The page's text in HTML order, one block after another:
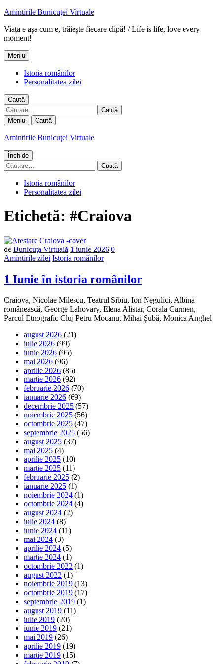
Amintirile Bunicuţei Virtuale
Viața e așa cum e, trăiește fiecare clipă! / Life is life, love every
moment!
Meniu
Istoria românilor
Personalitatea zilei
Caută
Caută
după:
Meniu Caută
Amintirile Bunicuţei Virtuale
Închide
Caută
după:
Istoria românilor
Personalitatea zilei
Etichetă: #Craiova
de Bunicuţa Virtuală 1 iunie 2026 Număr
0
Amintirile zilei Istoria românilor
1 Iunie în istoria românilor
Craiova, Nicolae Milescu, Teatrul Sibiu, Ion Negulici, Albina
românească, George Lahovary, Elena Alistar, Corala Carmen,
Parcul Etnografic Cluj Petru Mocanu, Mihai Șubă, Monica Anghel
august 2026 (21)
iulie 2026 (99)
iunie 2026 (95)
mai 2026 (96)
aprilie 2026 (85)
martie 2026 (92)
februarie 2026 (70)
ianuarie 2026 (69)
decembrie 2025 (57)
noiembrie 2025 (56)
octombrie 2025 (47)
septembrie 2025 (56)
august 2025 (37)
mai 2025 (4)
aprilie 2025 (10)
martie 2025 (11)
februarie 2025 (2)
ianuarie 2025 (1)
noiembrie 2024 (1)
octombrie 2024 (4)
august 2024 (2)
iulie 2024 (8)
iunie 2024 (11)
mai 2024 (3)
aprilie 2024 (5)
martie 2024 (1)
octombrie 2022 (1)
august 2022 (1)
noiembrie 2019 (13)
octombrie 2019 (17)
septembrie 2019 (1)
august 2019 (11)
iulie 2019 (20)
iunie 2019 (21)
mai 2019 (26)
aprilie 2019 (19)
martie 2019 (15)